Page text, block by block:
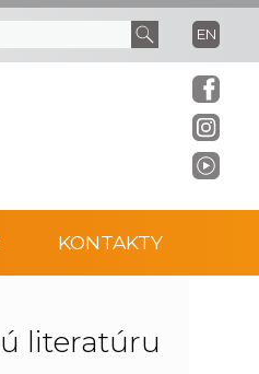
EN
KONTAKTY
literatúru